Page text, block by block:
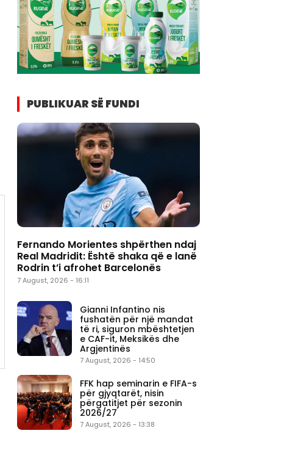
PUBLIKUAR SË FUNDI
Fernando Morientes shpërthen ndaj
Real Madridit: Është shaka që e lanë
Rodrin t’i afrohet Barcelonës
7 August, 2026 - 16:11
Gianni Infantino nis
fushatën për një mandat
të ri, siguron mbështetjen
e CAF-it, Meksikës dhe
Argjentinës
7 August, 2026 - 14:50
FFK hap seminarin e FIFA-s
për gjyqtarët, nisin
përgatitjet për sezonin
2026/27
7 August, 2026 - 13:38